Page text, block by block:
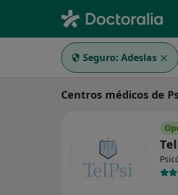
Seguro: Adeslas
Centros médicos de